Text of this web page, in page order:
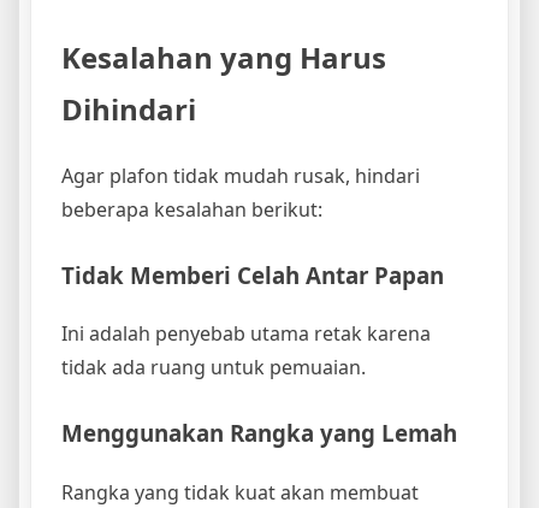
Kesalahan yang Harus
Dihindari
Agar plafon tidak mudah rusak, hindari
beberapa kesalahan berikut:
Tidak Memberi Celah Antar Papan
Ini adalah penyebab utama retak karena
tidak ada ruang untuk pemuaian.
Menggunakan Rangka yang Lemah
Rangka yang tidak kuat akan membuat